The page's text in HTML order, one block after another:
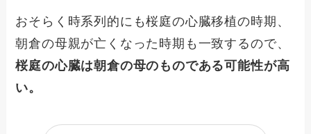
おそらく時系列的にも桜庭の心臓移植の時期、
朝倉の母親が亡くなった時期も一致するので、
桜庭の心臓は朝倉の母のものである可能性が高
い。